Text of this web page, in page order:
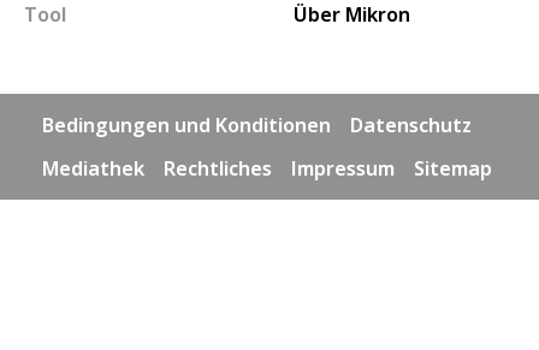
Tool
Über Mikron
Footer links
Bedingungen und Konditionen
Datenschutz
Mediathek
Rechtliches Impressum Sitemap